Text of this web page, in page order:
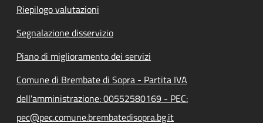
Riepilogo valutazioni
Segnalazione disservizio
Piano di miglioramento dei servizi
Comune di Brembate di Sopra - Partita IVA
dell'amministrazione: 00552580169 - PEC:
pec@pec.comune.brembatedisopra.bg.it